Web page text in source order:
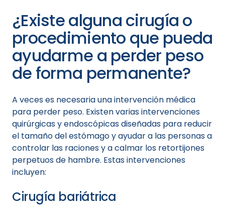
¿Existe alguna cirugía o
procedimiento que pueda
ayudarme a perder peso
de forma permanente?
A veces es necesaria una intervención médica
para perder peso. Existen varias intervenciones
quirúrgicas y endoscópicas diseñadas para reducir
el tamaño del estómago y ayudar a las personas a
controlar las raciones y a calmar los retortijones
perpetuos de hambre. Estas intervenciones
incluyen:
Cirugía bariátrica